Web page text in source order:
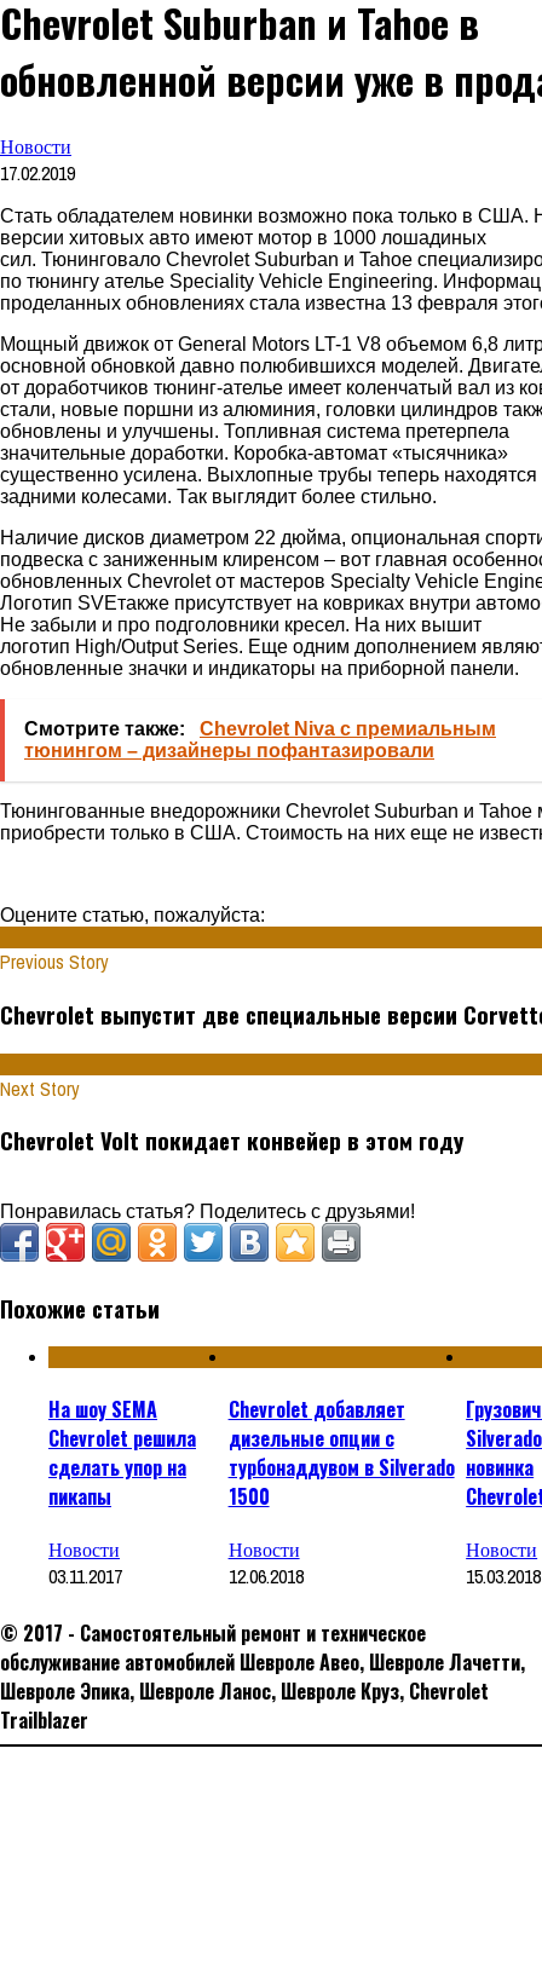
Chevrolet Suburban и Tahoe в
обновленной версии уже в
Новости
17.02.2019
Стать обладателем новинки возможно пока только в США.
версии хитовых авто имеют мотор в 1000 лошадиных
сил. Тюнинговало Chevrolet Suburban и Tahoe
по тюнингу ателье Speciality Vehicle Engineering.
проделанных обновлениях стала известна 13 февраля
Мощный движок от General Motors LT-1 V8 объемом 6,8
основной обновкой давно полюбившихся моделей.
от доработчиков тюнинг-ателье имеет коленчатый вал из
стали, новые поршни из алюминия, головки цилиндров
обновлены и улучшены. Топливная система претерпела
значительные доработки. Коробка-автомат «тысячника»
существенно усилена. Выхлопные трубы теперь находятся
задними колесами. Так выглядит более стильно.
Наличие дисков диаметром 22 дюйма, опциональная
подвеска с заниженным клиренсом – вот главная
обновленных Chevroletот мастеров Specialty Vehicle
Логотип SVEтакже присутствует на ковриках внутри
Не забыли и про подголовники кресел. На них вышит
логотип High/Output Series. Еще одним дополнением
обновленные значки и индикаторы на приборной панели.
Смотрите также:
Chevrolet Niva с премиальным
тюнингом – дизайнеры пофантазировали
Тюнингованные внедорожники Chevrolet Suburban и Tahoe
приобрести только в США. Стоимость на них еще не
Оцените статью, пожалуйста:
Previous Story
Chevrolet выпустит две специальные версии
Next Story
Chevrolet Volt покидает конвейер в этом году
Понравилась статья? Поделитесь с друзьями!
Похожие статьи
На шоу SEMA
Chevrolet решила
сделать упор на
пикапы
Новости
03.11.2017
Chevrolet добавляет
дизельные опции с
турбонаддувом в Silverado
1500
Новости
12.06.2018
новинка
Новости
15.03.2018
© 2017 - Самостоятельный ремонт и техническое
обслуживание автомобилей Шевроле Авео, Шевроле Лачетти,
Шевроле Эпика, Шевроле Ланос, Шевроле Круз, Сhevrolet
Trailblazer